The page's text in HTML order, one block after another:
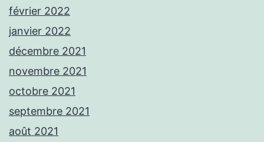
février 2022
janvier 2022
décembre 2021
novembre 2021
octobre 2021
septembre 2021
août 2021